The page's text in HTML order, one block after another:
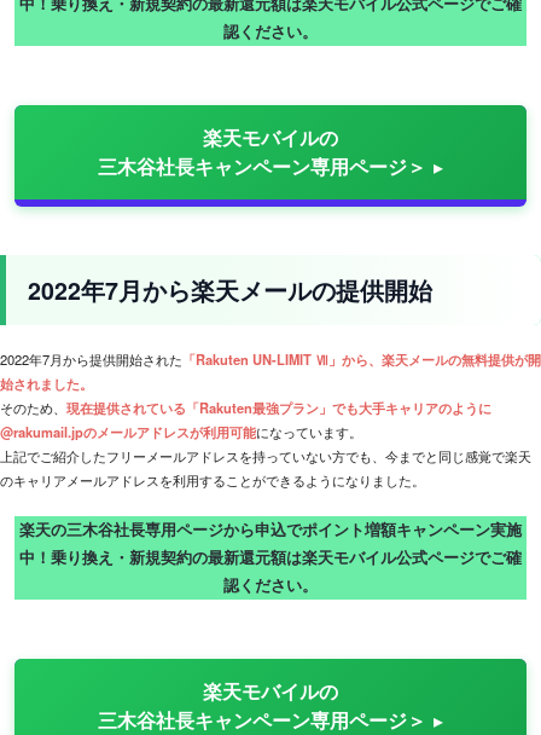
認ください。
楽天モバイルの
三木谷社長キャンペーン専用ページ＞
2022年7月から楽天メールの提供開始
2022年7月から提供開始された 「Rakuten UN-LIMIT Ⅶ」から、楽天メールの無料提供が開
始されました。
そのため、 現在提供されている「Rakuten最強プラン」でも大手キャリアのように
@rakumail.jpのメールアドレスが利用可能になっています。
上記でご紹介したフリーメールアドレスを持っていない方でも、今までと同じ感覚で楽天
のキャリアメールアドレスを利用することができるようになりました。
楽天の三木谷社長専用ページから申込でポイント増額キャンペーン実施
中！乗り換え・新規契約の最新還元額は楽天モバイル公式ページでご確
認ください。
楽天モバイルの
三木谷社長キャンペーン専用ページ＞